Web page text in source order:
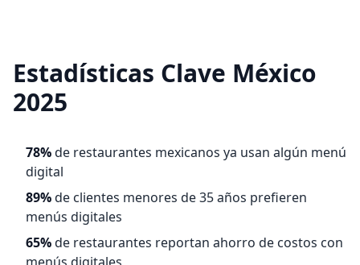
Estadísticas Clave México
2025
78%de restaurantes mexicanos ya usan algún menú
digital
89%de clientes menores de 35 años prefieren
menús digitales
65%de restaurantes reportan ahorro de costos con